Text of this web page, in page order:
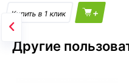
+
Другие